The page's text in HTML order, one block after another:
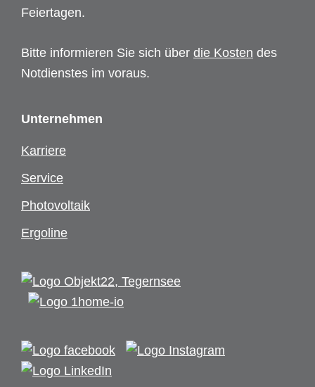
Feiertagen.
Bitte informieren Sie sich über die Kosten des
Notdienstes im voraus.
Unternehmen
Karriere
Service
Photovoltaik
Ergoline